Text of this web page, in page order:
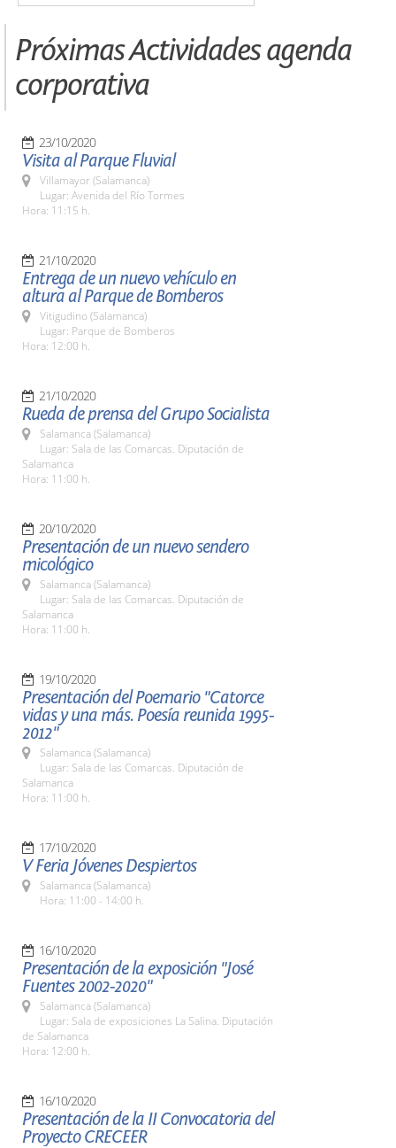
Próximas Actividades agenda
corporativa
23/10/2020
Visita al Parque Fluvial
Villamayor (Salamanca)
Lugar: Avenida del Río Tormes
Hora: 11:15 h.
21/10/2020
Entrega de un nuevo vehículo en
altura al Parque de Bomberos
Vitigudino (Salamanca)
Lugar: Parque de Bomberos
Hora: 12:00 h.
21/10/2020
Rueda de prensa del Grupo Socialista
Salamanca (Salamanca)
Lugar: Sala de las Comarcas. Diputación de
Salamanca
Hora: 11:00 h.
20/10/2020
Presentación de un nuevo sendero
micológico
Salamanca (Salamanca)
Lugar: Sala de las Comarcas. Diputación de
Salamanca
Hora: 11:00 h.
19/10/2020
Presentación del Poemario "Catorce
vidas y una más. Poesía reunida 1995-
2012"
Salamanca (Salamanca)
Lugar: Sala de las Comarcas. Diputación de
Salamanca
Hora: 11:00 h.
17/10/2020
V Feria Jóvenes Despiertos
Salamanca (Salamanca)
Hora: 11:00 - 14:00 h.
16/10/2020
Presentación de la exposición "José
Fuentes 2002-2020"
Salamanca (Salamanca)
Lugar: Sala de exposiciones La Salina. Diputación
de Salamanca
Hora: 12:00 h.
16/10/2020
Presentación de la II Convocatoria del
Proyecto CRECEER